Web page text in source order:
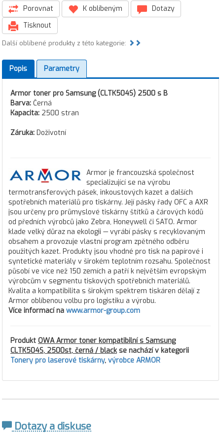
Porovnat K oblíbeným
Dotazy
Tisknout
Další oblíbené produkty z této kategorie:
Popis Parametry
Armor toner pro Samsung (CLTK504S) 2500 s B
Barva: Černá
Kapacita: 2500 stran
Záruka: Doživotní
Armor je francouzská společnost
specializující se na výrobu
termotransferových pásek, inkoustových kazet a dalších
spotřebních materiálů pro tiskárny. Její pásky řady OFC a AXR
jsou určeny pro průmyslové tiskárny štítků a čárových kódů
od předních výrobců jako Zebra, Honeywell či SATO. Armor
klade velký důraz na ekologii — vyrábí pásky s recyklovaným
obsahem a provozuje vlastní program zpětného odběru
použitých kazet. Produkty jsou vhodné pro tisk na papírové i
syntetické materiály v širokém teplotním rozsahu. Společnost
působí ve více než 150 zemích a patří k největším evropským
výrobcům v segmentu tiskových spotřebních materiálů.
Kvalita a kompatibilita s širokým spektrem tiskáren dělají z
Armor oblíbenou volbu pro logistiku a výrobu.
Více informací na www.armor-group.com
Produkt OWA Armor toner kompatibilní s Samsung
CLTK504S, 2500st, černá / blackse nachází v kategorii
Tonery pro laserové tiskárny, výrobce ARMOR
Dotazy a diskuse